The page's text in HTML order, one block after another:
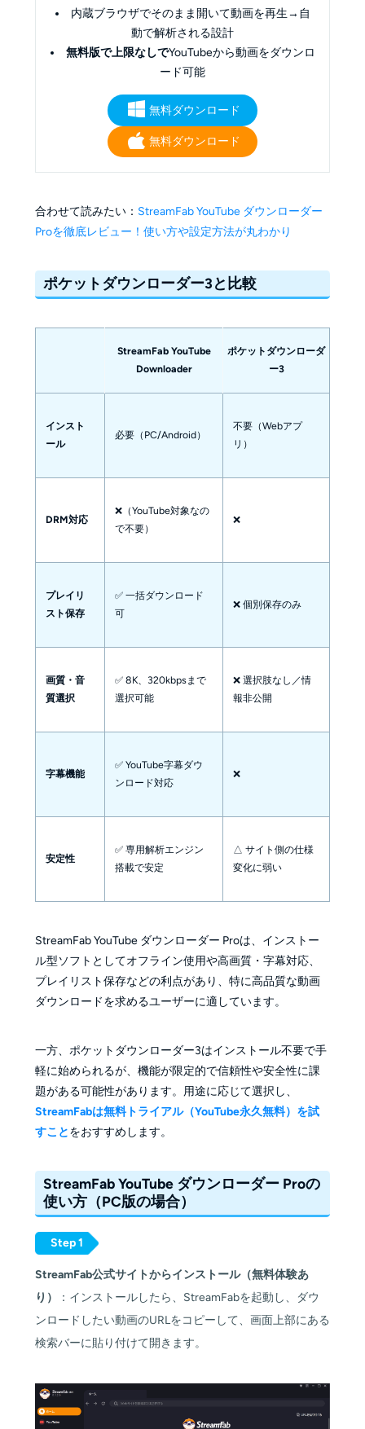
内蔵ブラウザでそのまま開いて動画を再生→自
動で解析される設計
無料版で上限なしでYouTubeから動画をダウンロ
ード可能
無料ダウンロード
無料ダウンロード
合わせて読みたい： StreamFab YouTube ダウンローダー
Proを徹底レビュー！使い方や設定方法が丸わかり
ポケットダウンローダー3と比較
StreamFab YouTube
Downloader
ポケットダウンローダ
ー3
インスト
ール
必要（PC/Android）
不要（Webアプ
リ）
DRM対応
❌（YouTube対象なの
で不要）
❌
プレイリ
スト保存
✅ 一括ダウンロード
可
❌ 個別保存のみ
画質・音
質選択
✅ 8K、320kbpsまで
選択可能
❌ 選択肢なし／情
報非公開
字幕機能
✅ YouTube字幕ダウ
ンロード対応
❌
安定性
✅ 専用解析エンジン
搭載で安定
△ サイト側の仕様
変化に弱い
StreamFab YouTube ダウンローダー Proは、インストー
ル型ソフトとしてオフライン使用や高画質・字幕対応、
プレイリスト保存などの利点があり、特に高品質な動画
ダウンロードを求めるユーザーに適しています。
一方、ポケットダウンローダー3はインストール不要で手
軽に始められるが、機能が限定的で信頼性や安全性に課
題がある可能性があります。用途に応じて選択し、
StreamFabは無料トライアル（YouTube永久無料）を試
すことをおすすめします。
StreamFabYouTube ダウンローダー Proの
使い方（PC版の場合）
Step 1
StreamFab公式サイトからインストール（無料体験あ
り）
：インストールしたら、StreamFabを起動し、ダウ
ンロードしたい動画のURLをコピーして、画面上部にある
検索バーに貼り付けて開きます。